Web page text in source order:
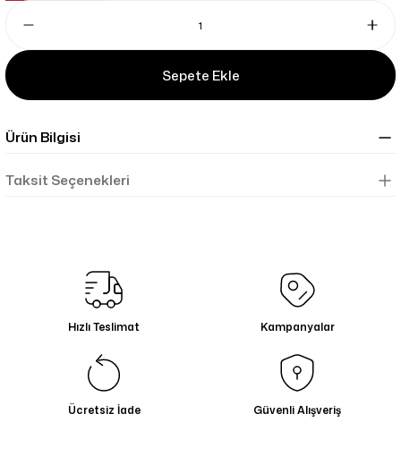
Sepete Ekle
Ürün Bilgisi
Taksit Seçenekleri
Hızlı Teslimat Kampanyalar
Ücretsiz İade Güvenli Alışveriş